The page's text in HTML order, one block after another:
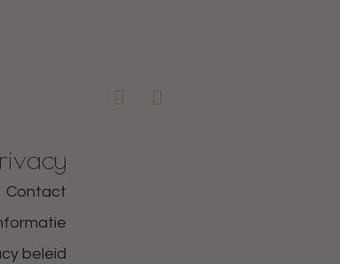
Contact
beleid